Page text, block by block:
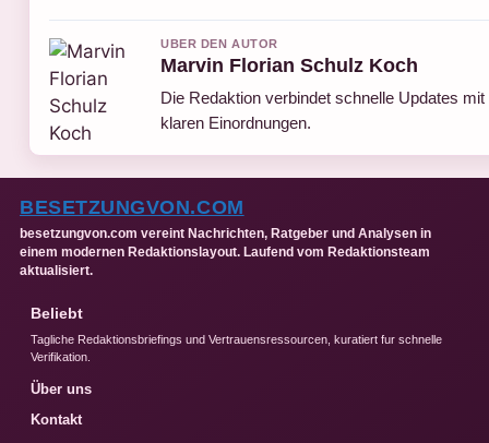
UBER DEN AUTOR
Marvin Florian Schulz Koch
Die Redaktion verbindet schnelle Updates mit
klaren Einordnungen.
BESETZUNGVON.COM
besetzungvon.com vereint Nachrichten, Ratgeber und Analysen in
einem modernen Redaktionslayout. Laufend vom Redaktionsteam
aktualisiert.
Beliebt
Tagliche Redaktionsbriefings und Vertrauensressourcen, kuratiert fur schnelle
Verifikation.
Über uns
Kontakt